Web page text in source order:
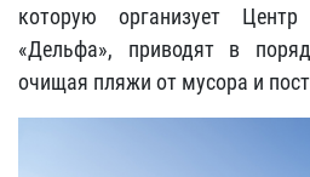
которую организует
«Дельфа», приводят в
очищая пляжи от мусора и